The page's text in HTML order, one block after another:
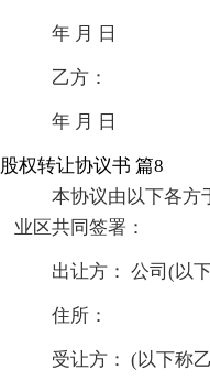
年 月 日
乙方：
年 月 日
股权转让协议书 篇8
本协议由以下各方
业区共同签署：
出让方： 公司(以
住所：
受让方： (以下称